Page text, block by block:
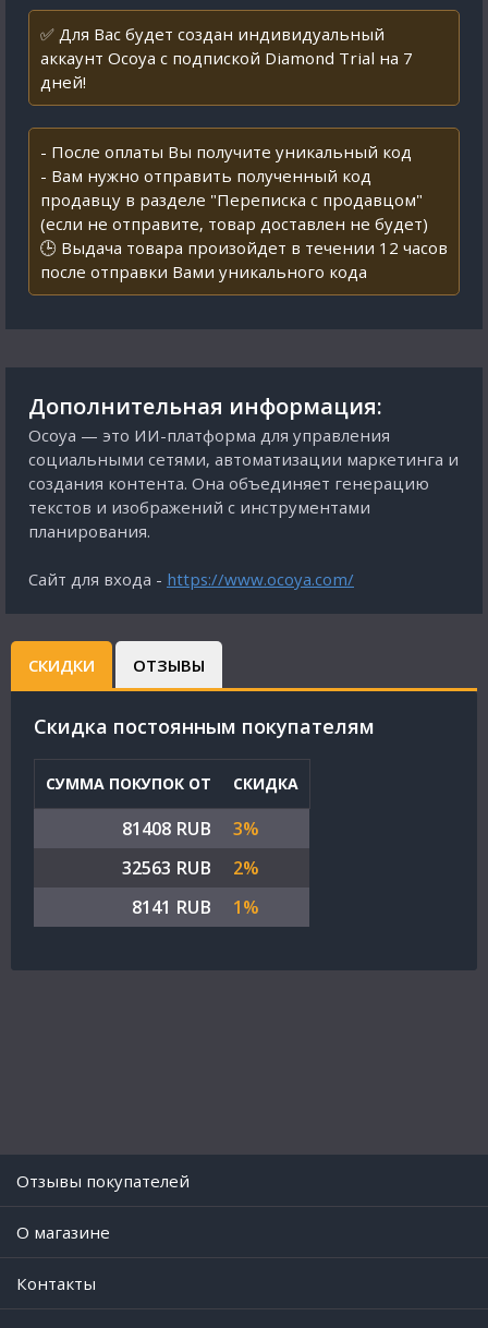
✅ Для Вас будет создан индивидуальный
аккаунт Ocoya с подпиской Diamond Trial на 7
дней!
- После оплаты Вы получите уникальный код
- Вам нужно отправить полученный код
продавцу в разделе "Переписка с продавцом"
(если не отправите, товар доставлен не будет)
🕒 Выдача товара произойдет в течении 12 часов
после отправки Вами уникального кода
Дополнительная информация:
Ocoya — это ИИ-платформа для управления
социальными сетями, автоматизации маркетинга и
создания контента. Она объединяет генерацию
текстов и изображений с инструментами
планирования.
Сайт для входа - https://www.ocoya.com/
СКИДКИ ОТЗЫВЫ
Cкидка постоянным покупателям
СУММА ПОКУПОК ОТ СКИДКА
81408 RUB
3%
32563 RUB
2%
8141 RUB
1%
Отзывы покупателей
O магазине
Контакты